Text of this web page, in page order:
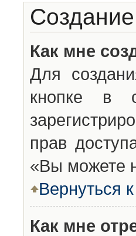
Как мне
Для
кнопке в
прав
«Вы можете
Вернуться
Как мне